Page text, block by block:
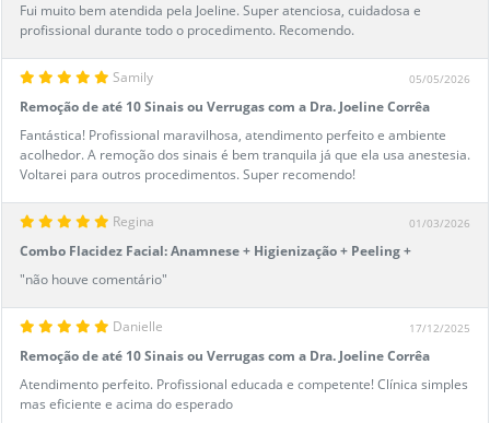
Fui muito bem atendida pela Joeline. Super atenciosa, cuidadosa e
profissional durante todo o procedimento. Recomendo.
Samily 05/05/2026
Remoção de até 10 Sinais ou Verrugas com a Dra. Joeline Corrêa
Fantástica! Profissional maravilhosa, atendimento perfeito e ambiente
acolhedor. A remoção dos sinais é bem tranquila já que ela usa anestesia.
Voltarei para outros procedimentos. Super recomendo!
Regina 01/03/2026
Combo Flacidez Facial: Anamnese + Higienização + Peeling +
Microagulhamento
"não houve comentário"
Danielle 17/12/2025
Remoção de até 10 Sinais ou Verrugas com a Dra. Joeline Corrêa
Atendimento perfeito. Profissional educada e competente! Clínica simples
mas eficiente e acima do esperado